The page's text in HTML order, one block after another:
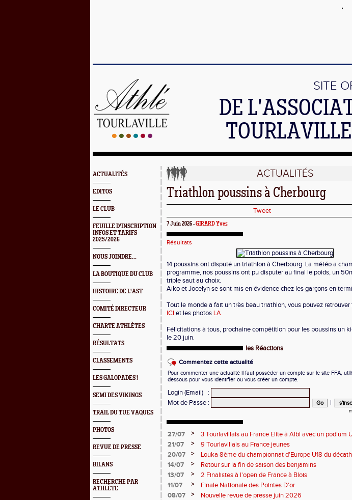
SITE
DE
ACTUALITÉS
EDITOS
LE CLUB
FEUILLE D'INSCRIPTION
INFOS ET TARIFS
2025/2026
NOUS JOINDRE...
LA BOUTIQUE DU CLUB
HISTOIRE DE L'AST
COMITÉ DIRECTEUR
CHARTE ATHLÈTES
RÉSULTATS
CLASSEMENTS
LES GALOPADES !
SEMI DES VIKINGS
TRAIL DU TUE VAQUES
PHOTOS
REVUE DE PRESSE
BILANS
RECHERCHE PAR
ATHLÈTE
ACTUALITÉS
Triathlon poussins à Cherbourg
Tweet
7 Juin 2026 -GIRARD Yves
Résultats
14 poussins ont disputé un triathlon à Cherbourg. La météo a
programme, nos poussins ont pu disputer au final le poids, un
triple saut au choix.
Aiko et Jocelyn se sont mis en évidence chez les garçons en
Tout le monde a fait un très beau triathlon, vous pouvez
ICIet les photosLA
Félicitations à tous, prochaine compétition pour les poussins un
le 20 juin.
les Réactions
Commentez cette actualité
Pour commenter une actualité il faut posséder un compte sur le site FFA,
dessous pour vous identifier ou vous créer un compte.
Login (Email)
:
Mot de Passe : |
27/07 >
3 Tourlavillais au France Elite à Albi avec un podium
Juliette
21/07 >
9 Tourlavillais au France jeunes
20/07
>
Louka 8ème du championnat d'Europe U18 du
14/07
>
Retour sur la fin de saison des benjamins
13/07
>
2 Finalistes à l'open de France à Blois
11/07
>
Finale Nationale des Pointes D'or
08/07
>
Nouvelle revue de presse juin 2026